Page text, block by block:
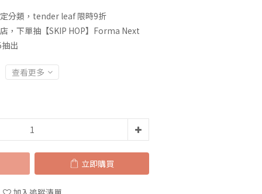
分類，tender leaf 限時9折
，下單抽【SKIP HOP】Forma Next
出
查看更多
立即購買